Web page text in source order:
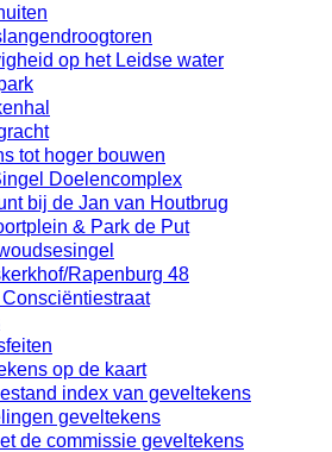
op het Leidse water
tot hoger bouwen
Doelencomplex
bij de Jan van Houtbrug
& Park de Put
Rapenburg 48
op de kaart
index van geveltekens
geveltekens
de commissie geveltekens